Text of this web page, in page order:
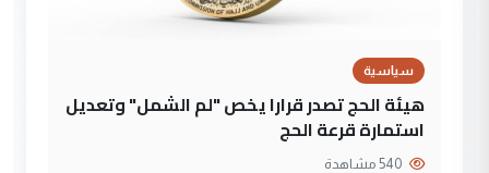
سياسية
هيئة الحج تصدر قرارا يخص "لم الشمل" وتعديل
استمارة قرعة الحج